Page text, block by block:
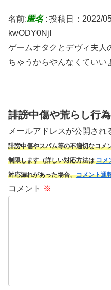
名前:匿名: 投稿日：2022/
kwODY0NjI
ゲームオタクとデヴィ夫人
ちゃうからやんなくていい
誹謗中傷や荒らし行
メールアドレスが公開され
誹謗中傷やスパム等の不適切なコメ
制限します（詳しい対応方法はコメ
対応漏れがあった場合、コメント通
コメント ※